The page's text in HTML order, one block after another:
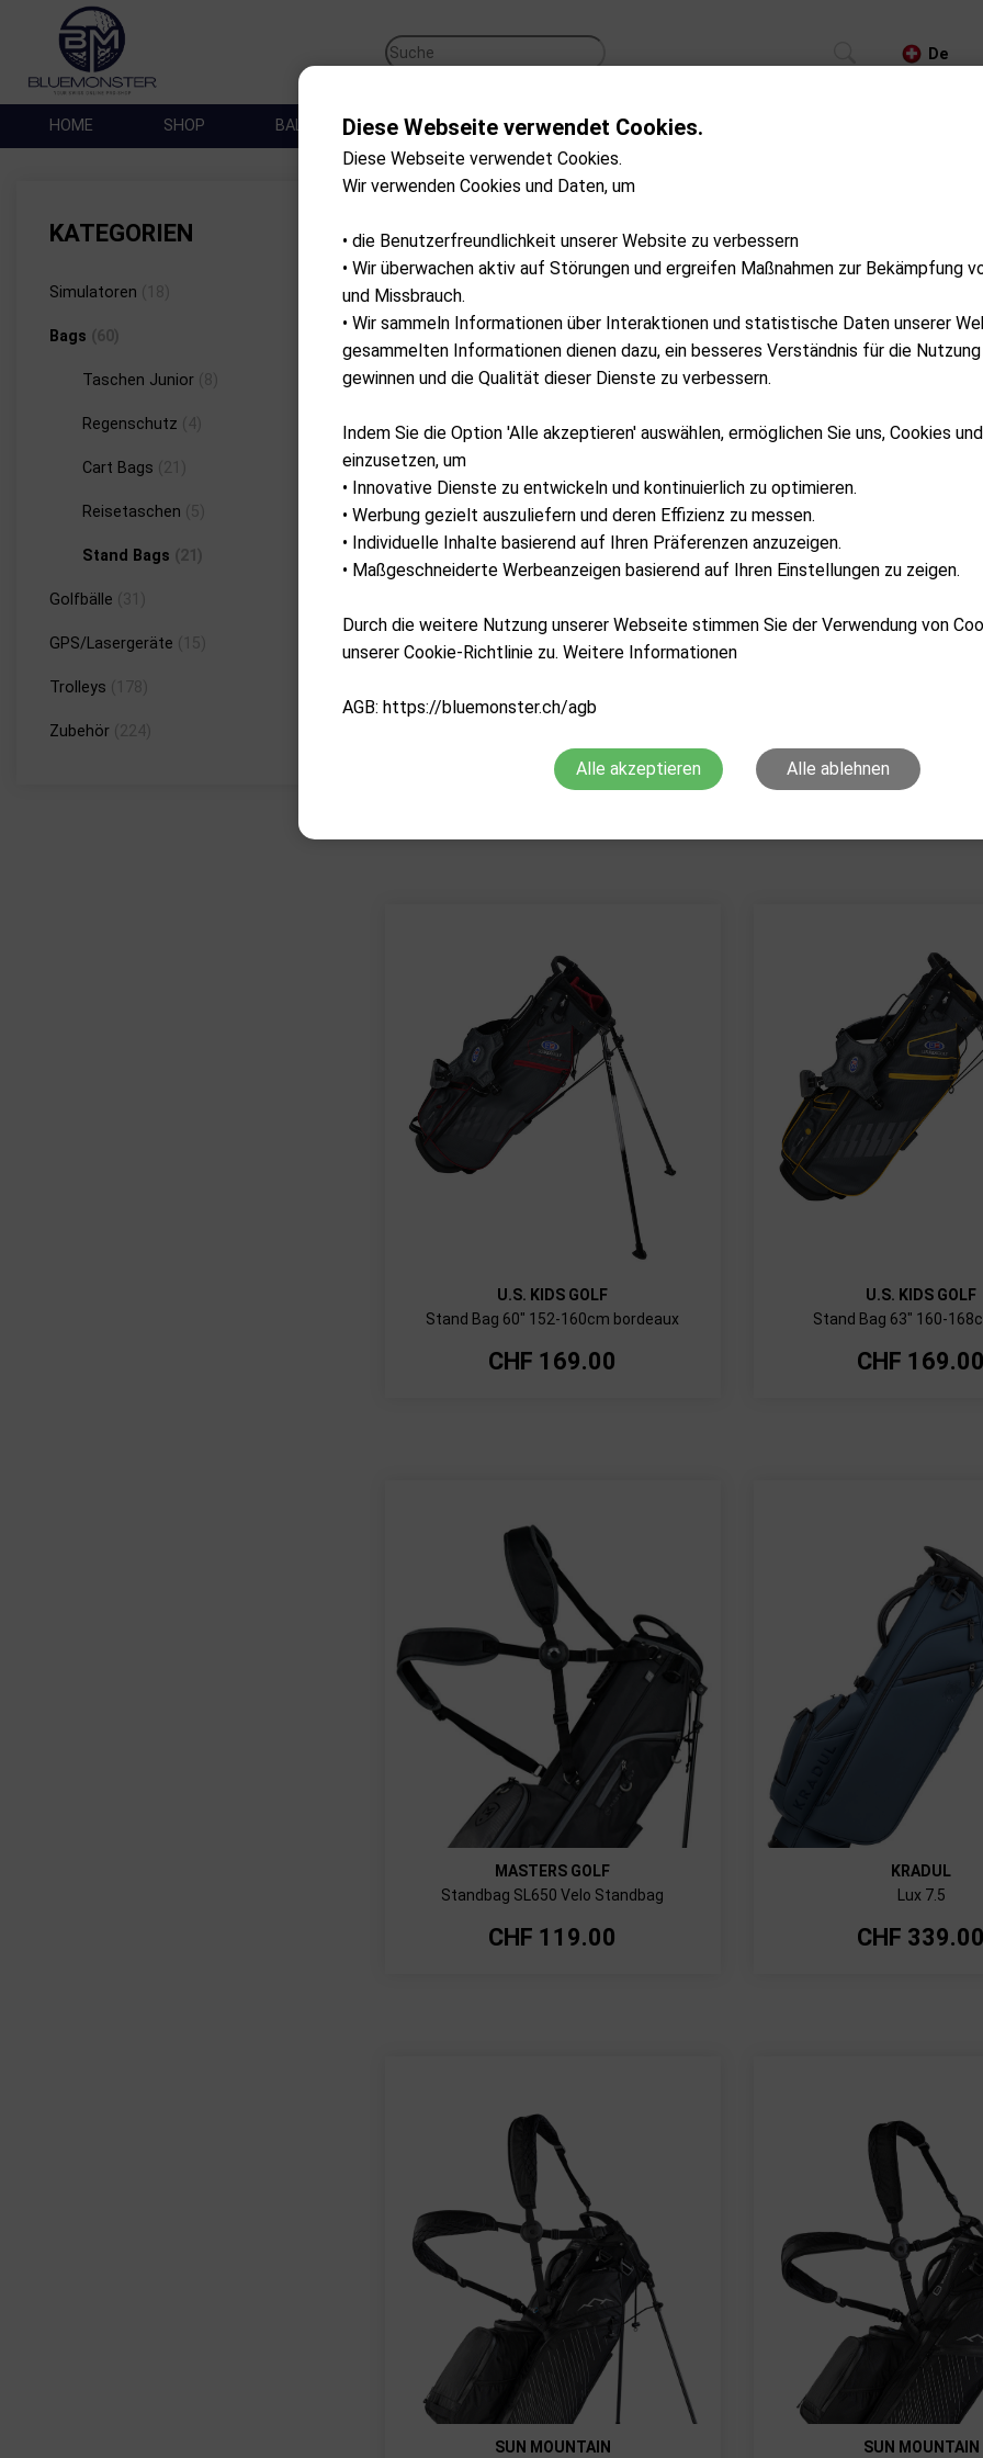
De
HOME SHOP BALLES DE GOLF SACS TROLLEYS
KATEGORIEN
Simulatoren
Bags
Taschen Junior
Regenschutz
Cart Bags
Reisetaschen
Stand Bags
Golfbälle
GPS/Lasergeräte
Trolleys
Zubehör
auf Lager
SUN MOUNTAIN
399.00 CHF
U.S. KIDS GOLF
Stand Bag 60" 152-160cm bordeaux
CHF 169.00
U.S. KIDS GOLF
Stand Bag 63" 160-
CHF
MASTERS GOLF
Standbag SL650 Velo Standbag
CHF 119.00
KRADUL
Lux 7.5
CHF
SUN MOUNTAIN SUN MOUNTAIN
Diese Webseite verwendet Cookies.
Diese Webseite verwendet Cookies.
Wir verwenden Cookies und Daten, um
• die Benutzerfreundlichkeit unserer Website zu verbessern
• Wir überwachen aktiv auf Störungen und ergreifen Maßnahmen zur Bekämpfung
und Missbrauch.
• Wir sammeln Informationen über Interaktionen und statistische Daten unserer
gesammelten Informationen dienen dazu, ein besseres Verständnis für die
gewinnen und die Qualität dieser Dienste zu verbessern.
Indem Sie die Option 'Alle akzeptieren' auswählen, ermöglichen Sie uns, Cookies
einzusetzen, um
• Innovative Dienste zu entwickeln und kontinuierlich zu optimieren.
• Werbung gezielt auszuliefern und deren Effizienz zu messen.
• Individuelle Inhalte basierend auf Ihren Präferenzen anzuzeigen.
• Maßgeschneiderte Werbeanzeigen basierend auf Ihren Einstellungen zu zeigen.
Durch die weitere Nutzung unserer Webseite stimmen Sie der Verwendung von
unserer Cookie-Richtlinie zu. Weitere Informationen
AGB: https://bluemonster.ch/agb
Alle akzeptieren Alle ablehnen